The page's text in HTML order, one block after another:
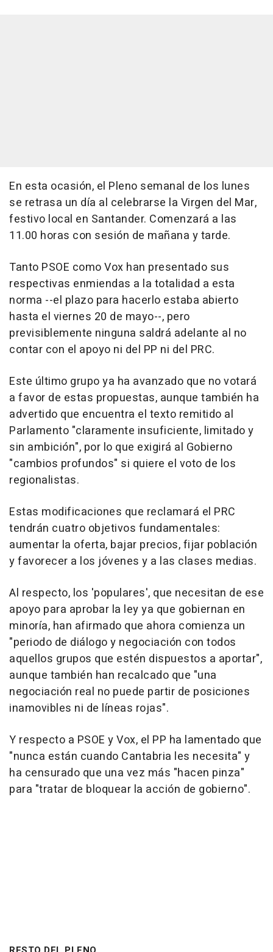
En esta ocasión, el Pleno semanal de los lunes
se retrasa un día al celebrarse la Virgen del Mar,
festivo local en Santander. Comenzará a las
11.00 horas con sesión de mañana y tarde.
Tanto PSOE como Vox han presentado sus
respectivas enmiendas a la totalidad a esta
norma --el plazo para hacerlo estaba abierto
hasta el viernes 20 de mayo--, pero
previsiblemente ninguna saldrá adelante al no
contar con el apoyo ni del PP ni del PRC.
Este último grupo ya ha avanzado que no votará
a favor de estas propuestas, aunque también ha
advertido que encuentra el texto remitido al
Parlamento "claramente insuficiente, limitado y
sin ambición", por lo que exigirá al Gobierno
"cambios profundos" si quiere el voto de los
regionalistas.
Estas modificaciones que reclamará el PRC
tendrán cuatro objetivos fundamentales:
aumentar la oferta, bajar precios, fijar población
y favorecer a los jóvenes y a las clases medias.
Al respecto, los 'populares', que necesitan de ese
apoyo para aprobar la ley ya que gobiernan en
minoría, han afirmado que ahora comienza un
"periodo de diálogo y negociación con todos
aquellos grupos que estén dispuestos a aportar",
aunque también han recalcado que "una
negociación real no puede partir de posiciones
inamovibles ni de líneas rojas".
Y respecto a PSOE y Vox, el PP ha lamentado que
"nunca están cuando Cantabria les necesita" y
ha censurado que una vez más "hacen pinza"
para "tratar de bloquear la acción de gobierno".